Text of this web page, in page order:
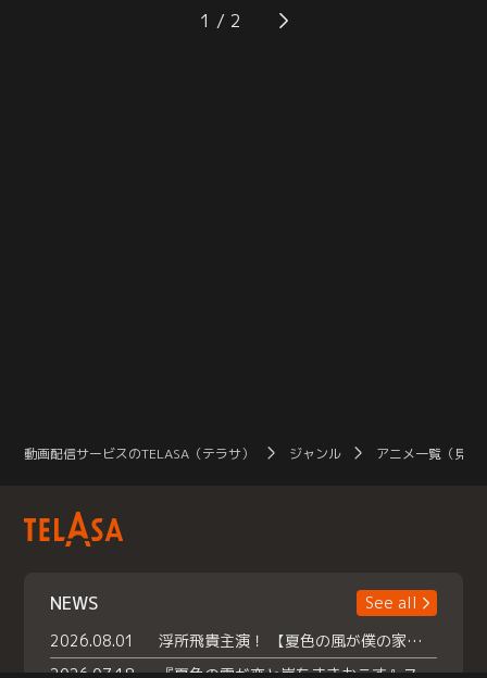
クライムの前に、異変を察して隠し
通路から逃げてきたコッコドールが
ンズはセバスに対して寛容な態度を
見せるが、失態を行動で償うよう告
1
動画配信サービスのTELASA（テラサ） ジャンル アニメ一覧（見放
NEWS
See all
2026.08.01
浮所飛貴主演！ 【夏色の風が僕の家にやってきた】 本日よりテラサで独占配信スタート！